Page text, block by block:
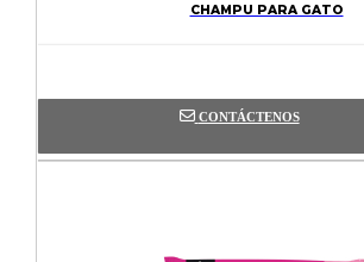
CHAMPU PARA GATO
CONTÁCTENOS